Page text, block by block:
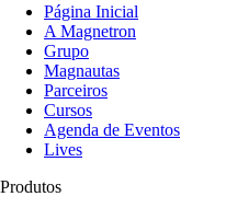
Página Inicial
A Magnetron
Grupo
Magnautas
Parceiros
Cursos
Agenda de Eventos
Lives
Produtos